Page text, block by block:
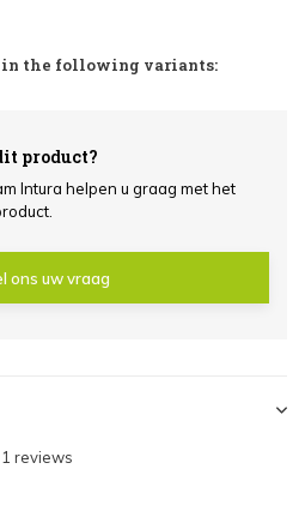
the following variants:
product?
Intura helpen u graag met het
ons uw vraag
reviews